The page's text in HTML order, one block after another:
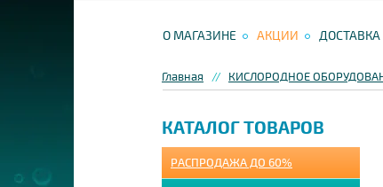
О МАГАЗИНЕ АКЦИИ ДОСТАВКА
Главная КИСЛОРОДНОЕ
КАТАЛОГ ТОВАРОВ
РАСПРОДАЖА ДО 60%